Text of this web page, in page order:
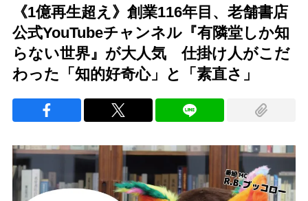
《1億再生超え》創業116年目、老舗書店
公式YouTubeチャンネル『有隣堂しか知
らない世界』が大人気 仕掛け人がこだ
わった「知的好奇心」と「素直さ」